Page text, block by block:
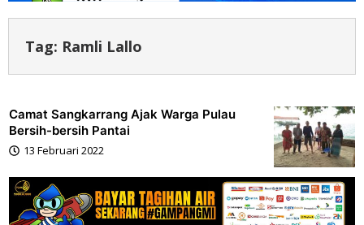
Tag: Ramli Lallo
Camat Sangkarrang Ajak Warga Pulau
Bersih-bersih Pantai
13 Februari 2022